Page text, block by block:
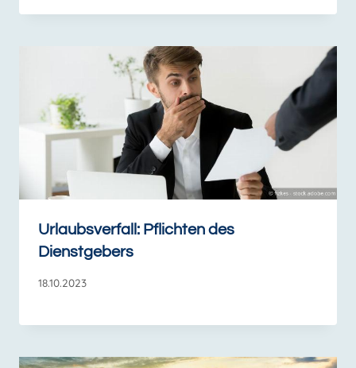
Urlaubsverfall: Pflichten des
Dienstgebers
18.10.2023